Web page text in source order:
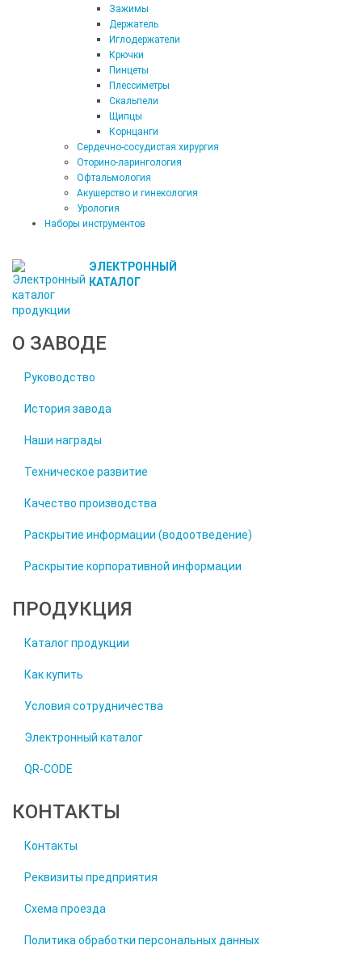
Зажимы
Держатель
Иглодержатели
Крючки
Пинцеты
Плессиметры
Скальпели
Щипцы
Корнцанги
Сердечно-сосудистая хирургия
Оторино-ларингология
Офтальмология
Акушерство и гинекология
Урология
Наборы инструментов
ЭЛЕКТРОННЫЙ
КАТАЛОГ
О ЗАВОДЕ
Руководство
История завода
Наши награды
Техническое развитие
Качество производства
Раскрытие информации (водоотведение)
Раскрытие корпоративной информации
ПРОДУКЦИЯ
Каталог продукции
Как купить
Условия сотрудничества
Электронный каталог
QR-CODE
КОНТАКТЫ
Контакты
Реквизиты предприятия
Схема проезда
Политика обработки персональных данных